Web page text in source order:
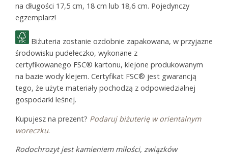
na długości 17,5 cm, 18 cm lub 18,6 cm. Pojedynczy
egzemplarz!
Biżuteria zostanie ozdobnie zapakowana, w przyjazne
środowisku pudełeczko, wykonane z
certyfikowanego FSC® kartonu, klejone produkowanym
na bazie wody klejem. Certyfikat FSC® jest gwarancją
tego, że użyte materiały pochodzą z odpowiedzialnej
gospodarki leśnej.
Kupujesz na prezent? Podaruj biżuterię w orientalnym
woreczku.
Rodochrozytjest kamieniem miłości, związków